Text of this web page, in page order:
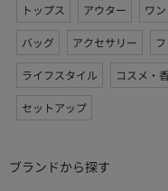
トップス アウター ワ
バッグ
アクセサリー
ライフスタイル
コスメ・
セットアップ
ブランドから探す